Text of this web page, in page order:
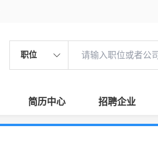
职位
简历中心 招聘企业